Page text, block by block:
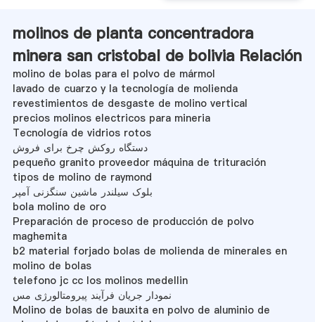
molinos de planta concentradora
minera san cristobal de bolivia Relación
molino de bolas para el polvo de mármol
lavado de cuarzo y la tecnología de molienda
revestimientos de desgaste de molino vertical
precios molinos electricos para mineria
Tecnología de vidrios rotos
دستگاه روکش چرخ برای فروش
pequeño granito proveedor máquina de trituración
tipos de molino de raymond
بلوک سیلندر ماشین سنگزنی آمپر
bola molino de oro
Preparación de proceso de producción de polvo
maghemita
b2 material forjado bolas de molienda de minerales en
molino de bolas
telefono jc cc los molinos medellin
نمودار جریان فرآیند پیرومتالورژی مس
Molino de bolas de bauxita en polvo de aluminio de